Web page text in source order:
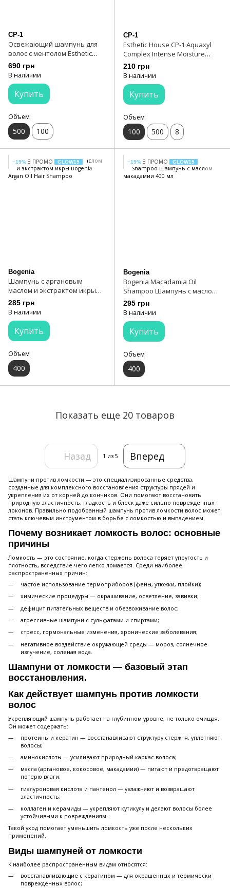
CP-1
Освежающий шампунь для
волос с ментолом Esthetic
House CP-1 Cool Mint Shampoo
500 мл
690 грн
В наличии
Купить
Объем
500 100
CP-1
Esthetic House CP-1 Aquaxyl
Complex Intense Moisture
Shampoo Шампунь для волос
100 мл
210 грн
В наличии
Купить
Объем
100 500 8
−15% З ПРОМО GLOW15
Bogenia
Шампунь с аргановым
маслом и экстрактом икры
Bogenia Argan Oil Hair
Shampoo
285 грн
В наличии
Купить
Объем
400
−15% З ПРОМО GLOW15
Bogenia
Bogenia Macadamia Oil
Shampoo Шампунь с маслом
макадамии 400 мл
295 грн
В наличии
Купить
Объем
400
Показать еще 20 товаров
Назад 1 из 5 Вперед
Шампуни против ломкости — это специализированные средства,
созданные для комплексного восстановления структуры прядей и
укрепления их от корней до кончиков. Они помогают восстановить
природную эластичность, гладкость и блеск даже сильно поврежденных
локонов. Правильно подобранный шампунь против ломкости волос может
стать ключевым инструментом в борьбе с ломкостью и выпадением.
Почему возникает ломкость волос: основные
причины
Ломкость — это состояние, когда стержень волоса теряет упругость и
плотность, вследствие чего легко ломается. Среди наиболее
распространенных причин:
частое использование термоприборов (фены, утюжки, плойки);
химические процедуры — окрашивание, осветление, завивки;
дефицит питательных веществ и обезвоживание волос;
агрессивные шампуни с сульфатами и спиртами;
стресс, гормональные изменения, хронические заболевания;
негативное воздействие окружающей среды — мороз, солнечное
излучение, соленая вода.
Шампуни от ломкости — базовый этап
восстановления.
Как действует шампунь против ломкости
волос
Укрепляющий шампунь работает на глубинном уровне, не только очищая.
Он может содержать:
протеины и кератин — восстанавливают структуру стержня, уплотняют
волосы;
аминокислоты — усиливают природный каркас волоса;
масла (аргановое, кокосовое, макадамии) — питают и предотвращают
потерю влаги;
гиалуроновая кислота и пантенол — увлажняют и возвращают
эластичность;
коллаген и керамиды — укрепляют кутикулу и делают волосы более
устойчивыми к повреждениям.
Такой уход помогает уменьшить ломкость уже после нескольких
применений.
Виды шампуней от ломкости
К наиболее распространенным видам относятся:
восстанавливающие с кератином — для окрашенных и термически
поврежденных волос;